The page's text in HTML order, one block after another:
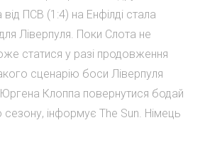
ПСВ (1:4) на Енфілді стала
Ліверпуля. Поки Слота не
статися у разі продовження
сценарію боси Ліверпуля
Клоппа повернутися бодай
сезону, інформує The Sun. Німець